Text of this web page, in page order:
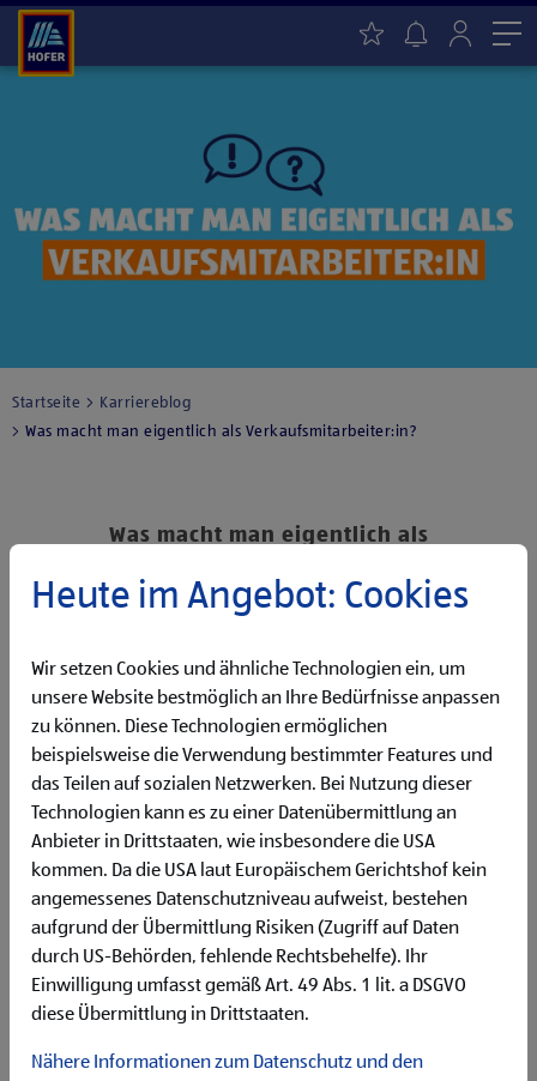
Startseite
Karriereblog
Was macht man eigentlich als Verkaufsmitarbeiter:in?
Was macht man eigentlich als
Unsere Verkaufsmitarbeiter:innen sind stets bemüht unseren
gibt uns im Interview Einblicke und erzählt, was man als
Verkaufsmitarbeiter:in eigentlich macht.
Heute im Angebot: Cookies
Wir setzen Cookies und ähnliche Technologien ein, um
unsere Website bestmöglich an Ihre Bedürfnisse anpassen
zu können. Diese Technologien ermöglichen
beispielsweise die Verwendung bestimmter Features und
das Teilen auf sozialen Netzwerken. Bei Nutzung dieser
Technologien kann es zu einer Datenübermittlung an
Anbieter in Drittstaaten, wie insbesondere die USA
kommen. Da die USA laut Europäischem Gerichtshof kein
angemessenes Datenschutzniveau aufweist, bestehen
aufgrund der Übermittlung Risiken (Zugriff auf Daten
durch US-Behörden, fehlende Rechtsbehelfe). Ihr
Einwilligung umfasst gemäß Art. 49 Abs. 1 lit. a DSGVO
diese Übermittlung in Drittstaaten.
Nähere Informationen zum Datenschutz und den